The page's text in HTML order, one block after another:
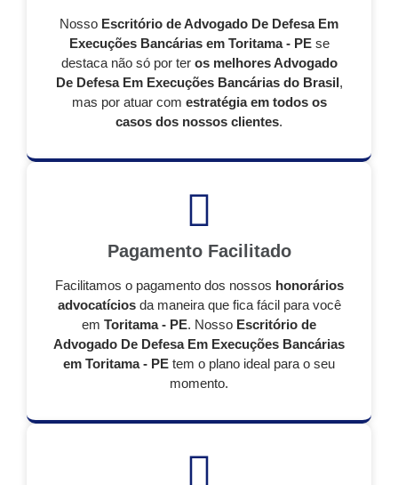
Nosso Escritório de Advogado De Defesa Em
Execuções Bancárias em Toritama - PEse
destaca não só por ter os melhores Advogado
De Defesa Em Execuções Bancárias do Brasil,
mas por atuar com estratégia em todos os
casos dos nossos clientes.
Pagamento Facilitado
Facilitamos o pagamento dos nossos honorários
advocatíciosda maneira que fica fácil para você
em Toritama - PE. Nosso Escritório de
Advogado De Defesa Em Execuções Bancárias
em Toritama - PE tem o plano ideal para o seu
momento.